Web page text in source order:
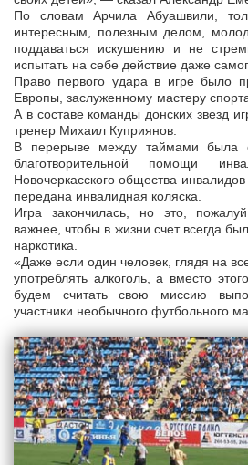
По словам Арчила Абуашвили,
интересным, полезным делом,
поддаваться искушению и не
испытать на себе действие даже
Право первого удара в игре было
Европы, заслуженному мастеру
А в составе команды донских звезд
тренер Михаил Куприянов.
В перерыве между таймами была
благотворительной помощи
Новочеркасского общества
передана инвалидная коляска.
Игра закончилась, но это,
важнее, чтобы в жизни счет всегда
наркотика.
«Даже если один человек, глядя на
употреблять алкоголь, а вместо
будем считать свою миссию
участники необычного футбольного